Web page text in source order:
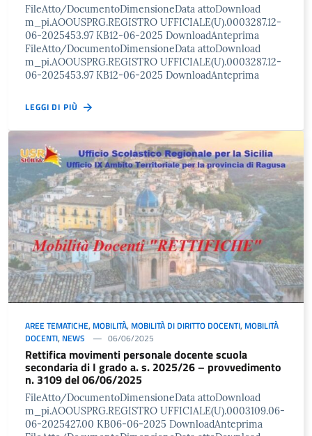
FileAtto/DocumentoDimensioneData attoDownload
m_pi.AOOUSPRG.REGISTRO UFFICIALE(U).0003287.12-
06-2025453.97 KB12-06-2025 DownloadAnteprima
FileAtto/DocumentoDimensioneData attoDownload
m_pi.AOOUSPRG.REGISTRO UFFICIALE(U).0003287.12-
06-2025453.97 KB12-06-2025 DownloadAnteprima
LEGGI DI PIÙ
AREE TEMATICHE, MOBILITÀ, MOBILITÀ DI DIRITTO DOCENTI, MOBILITÀ
DOCENTI, NEWS 06/06/2025
Rettifica movimenti personale docente scuola
secondaria di I grado a. s. 2025/26 – provvedimento
n. 3109 del 06/06/2025
FileAtto/DocumentoDimensioneData attoDownload
m_pi.AOOUSPRG.REGISTRO UFFICIALE(U).0003109.06-
06-2025427.00 KB06-06-2025 DownloadAnteprima